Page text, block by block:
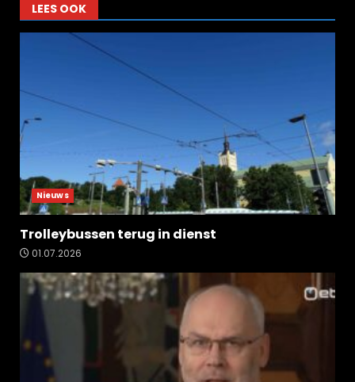
LEES OOK
Nieuws
Trolleybussen terug in dienst
01.07.2026